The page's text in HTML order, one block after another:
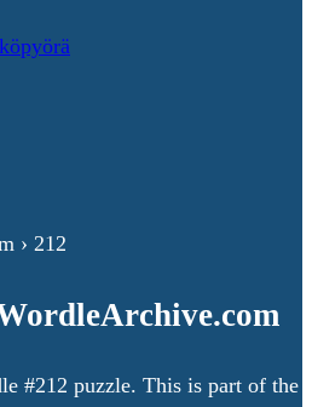
› 212
#212 puzzle. This is part of the